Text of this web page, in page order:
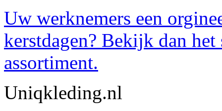
Uw werknemers een
kerstdagen? Bekijk dan
assortiment.
Uniqkleding.nl